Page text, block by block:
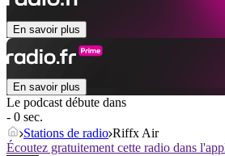
En savoir plus
En savoir plus
Le podcast débute dans
- 0 sec.
Stations de radio Riffx Air
Écoutez gratuitement cette radio dans